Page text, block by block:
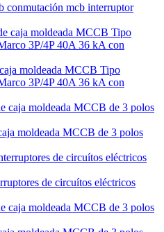
conmutación mcb interruptor
moldeada MCCB Tipo
3P/4P 40A 36 kA con
moldeada MCCB de 3 polos
de circuítos eléctricos